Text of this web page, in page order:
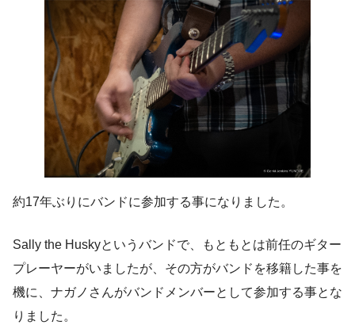
約17年ぶりにバンドに参加する事になりました。
Sally the Huskyというバンドで、もともとは前任のギター
プレーヤーがいましたが、その方がバンドを移籍した事を
機に、ナガノさんがバンドメンバーとして参加する事とな
りました。